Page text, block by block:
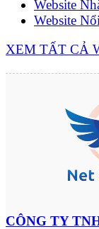
Website
Website
XEM TẤT CẢ
CÔNG TY